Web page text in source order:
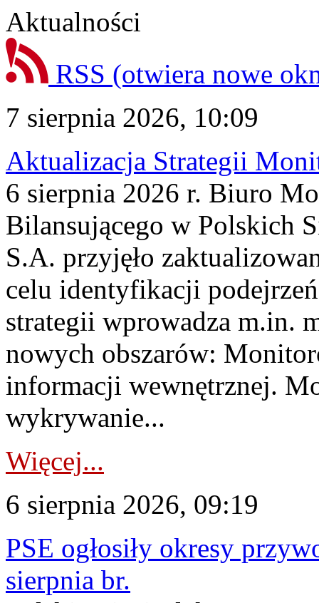
Aktualności
RSS (otwiera nowe
7 sierpnia 2026, 10:09
Aktualizacja Strategii
6 sierpnia 2026 r. Biuro
Bilansującego w Polskich
S.A. przyjęło
celu identyfikacji
strategii wprowadza m.in.
nowych obszarów:
informacji wewnętrznej.
wykrywanie...
Więcej...
6 sierpnia 2026, 09:19
PSE ogłosiły okresy
sierpnia br.